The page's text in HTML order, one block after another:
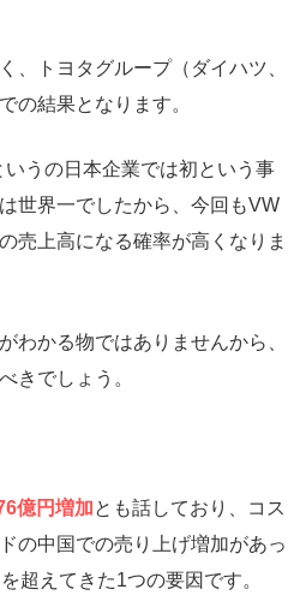
、トヨタグループ（ダイハツ、
の結果となります。
うの日本企業では初という事
世界一でしたから、今回もVW
売上高になる確率が高くなりま
わかる物ではありませんから、
きでしょう。
億円増加とも話しており、コス
の中国での売り上げ増加があっ
超えてきた1つの要因です。